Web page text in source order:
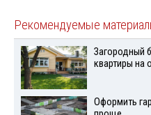
Рекомендуемые
Загородный
квартиры на
Оформить